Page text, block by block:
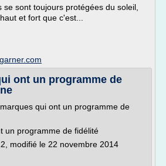
se sont toujours protégées du soleil,
et fort que c'est...
ont un programme de
qui ont un programme de
un programme de fidélité
modifié le 22 novembre 2014